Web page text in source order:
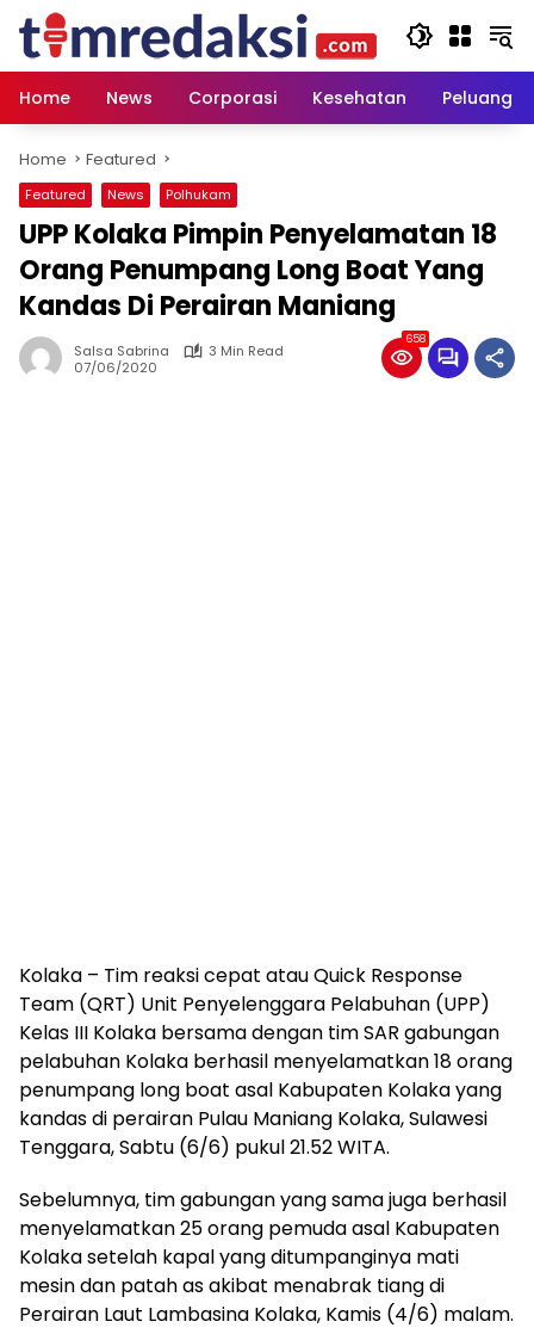
content
Home
News Corporasi Kesehatan Peluang
Home Featured
Featured News Polhukam
UPP Kolaka Pimpin Penyelamatan 18
Orang Penumpang Long Boat Yang
Kandas Di Perairan Maniang
Salsa Sabrina
3 Min Read
07/06/2020
658
Kolaka – Tim reaksi cepat atau Quick Response
Team (QRT) Unit Penyelenggara Pelabuhan (UPP)
Kelas III Kolaka bersama dengan tim SAR gabungan
pelabuhan Kolaka berhasil menyelamatkan 18 orang
penumpang long boat asal Kabupaten Kolaka yang
kandas di perairan Pulau Maniang Kolaka, Sulawesi
Tenggara, Sabtu (6/6) pukul 21.52 WITA.
Sebelumnya, tim gabungan yang sama juga berhasil
menyelamatkan 25 orang pemuda asal Kabupaten
Kolaka setelah kapal yang ditumpanginya mati
mesin dan patah as akibat menabrak tiang di
Perairan Laut Lambasina Kolaka, Kamis (4/6) malam.